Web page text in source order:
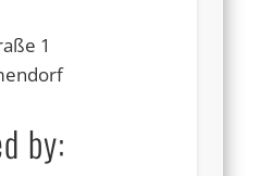
1
by: